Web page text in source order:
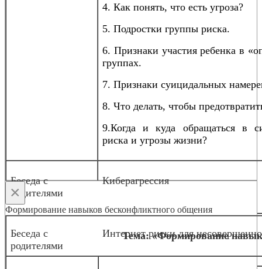
4. Как понять, что есть угроза?
5. Подростки группы риска.
6. Признаки участия ребенка в
группах.
7. Признаки суицидальных
8. Что делать, чтобы
9.Когда и куда обращаться в
риска и угрозы жизни?
Беседа с
родителями
Киберагрессия
Беседа с
родителями
Интернет риски для
×
Формирование навыков бесконфликтного общения
Тема: «Формирование